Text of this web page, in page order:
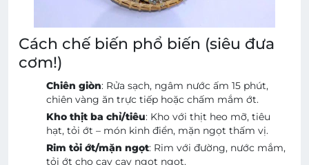
Cách chế biến phổ biến (siêu đưa
cơm!)
Chiên giòn: Rửa sạch, ngâm nước ấm 15 phút,
chiên vàng ăn trực tiếp hoặc chấm mắm ớt.
Kho thịt ba chỉ/tiêu: Kho với thịt heo mỡ, tiêu
hạt, tỏi ớt – món kinh điển, mặn ngọt thấm vị.
Rim tỏi ớt/mặn ngọt: Rim với đường, nước mắm,
tỏi ớt cho cay cay ngọt ngọt.